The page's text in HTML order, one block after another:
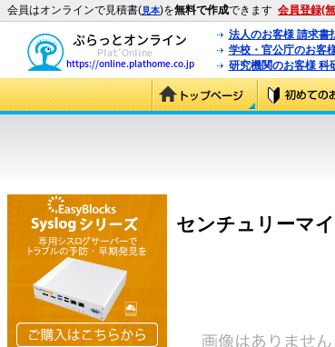
会員はオンラインで見積書(見本)を無料で作成できます 会員登録(
法人のお客様 請求書
学校・官公庁のお客
研究機関のお客様 科
センチュリーマ